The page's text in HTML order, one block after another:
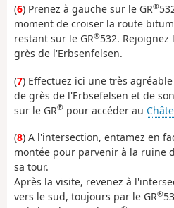
(6) Prenez à gauche sur le GR®
moment de croiser la route
restant sur le GR®532.
grès de l'Erbsenfelsen.
(7) Effectuez ici une très
de grès de l'Erbsefelsen et de
sur le GR® pour accéder au
(8) A l'intersection, entamez en
montée pour parvenir à la ruine
sa tour.
Après la visite, revenez à
vers le sud, toujours par le GR®